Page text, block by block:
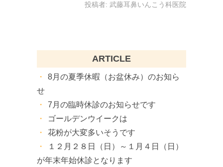
投稿者: 武藤耳鼻いんこう科医院
ARTICLE
8月の夏季休暇（お盆休み）のお知ら
せ
7月の臨時休診のお知らせです
ゴールデンウイークは
花粉が大変多いそうです
１２月２８日（日）～１月４日（日）
が年末年始休診となります